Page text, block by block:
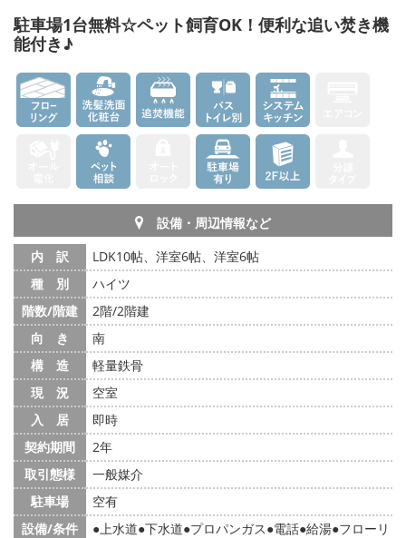
駐車場1台無料☆ペット飼育OK！便利な追い焚き機
能付き♪
設備・周辺情報など
内 訳
LDK10帖、洋室6帖、洋室6帖
種 別
ハイツ
階数/階建
2階/2階建
向 き
南
構 造
軽量鉄骨
現 況
空室
入 居
即時
契約期間
2年
取引態様
一般媒介
駐車場
空有
設備/条件
上水道 下水道 プロパンガス 電話 給湯 フローリ